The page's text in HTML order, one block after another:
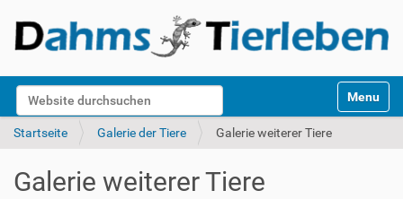
Website durchsuchen
k
Toggle
Startseite Galerie der Tiere Galerie weiterer Tiere
Galerie weiterer Tiere